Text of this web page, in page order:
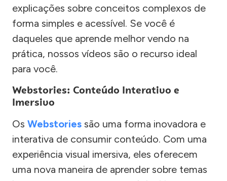
explicações sobre conceitos complexos de
forma simples e acessível. Se você é
daqueles que aprende melhor vendo na
prática, nossos vídeos são o recurso ideal
para você.
Webstories: Conteúdo Interativo e
Imersivo
Os Webstories são uma forma inovadora e
interativa de consumir conteúdo. Com uma
experiência visual imersiva, eles oferecem
uma nova maneira de aprender sobre temas